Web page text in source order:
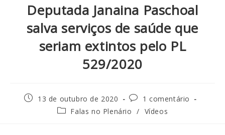
Deputada Janaina Paschoal
salva serviços de saúde que
seriam extintos pelo PL
529/2020
13 de outubro de 2020
1 comentário
Falas no Plenário / Vídeos